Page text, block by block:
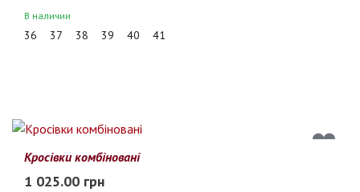
В наличии
36 37 38 39 40 41
Кросівки комбіновані
1 025.00 грн